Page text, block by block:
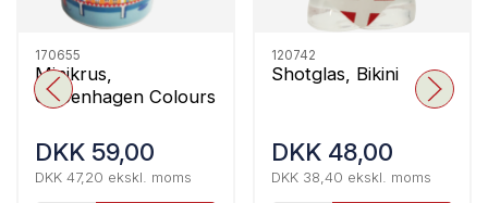
170655
Minikrus,
Copenhagen Colours
DKK 59,00
DKK 47,20 ekskl. moms
120742
Shotglas, Bikini
DKK 48,00
DKK 38,40 ekskl. moms